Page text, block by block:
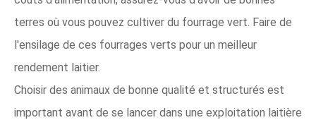
terres où vous pouvez cultiver du fourrage vert. Faire de
l'ensilage de ces fourrages verts pour un meilleur
rendement laitier.
Choisir des animaux de bonne qualité et structurés est
important avant de se lancer dans une exploitation laitière